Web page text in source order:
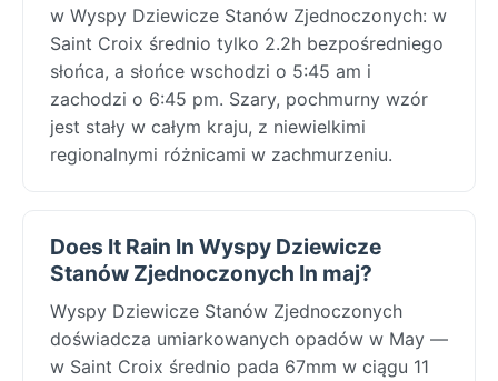
w Wyspy Dziewicze Stanów Zjednoczonych: w
Saint Croix średnio tylko 2.2h bezpośredniego
słońca, a słońce wschodzi o 5:45 am i
zachodzi o 6:45 pm. Szary, pochmurny wzór
jest stały w całym kraju, z niewielkimi
regionalnymi różnicami w zachmurzeniu.
Does It Rain In Wyspy Dziewicze
Stanów Zjednoczonych In maj?
Wyspy Dziewicze Stanów Zjednoczonych
doświadcza umiarkowanych opadów w May —
w Saint Croix średnio pada 67mm w ciągu 11